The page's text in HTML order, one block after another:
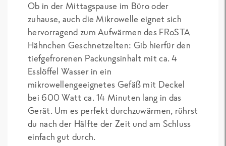
Ob in der Mittagspause im Büro oder
zuhause, auch die Mikrowelle eignet sich
hervorragend zum Aufwärmen des FRoSTA
Hähnchen Geschnetzelten: Gib hierfür den
tiefgefrorenen Packungsinhalt mit ca. 4
Esslöffel Wasser in ein
mikrowellengeeignetes Gefäß mit Deckel
bei 600 Watt ca. 14 Minuten lang in das
Gerät. Um es perfekt durchzuwärmen, rührst
du nach der Hälfte der Zeit und am Schluss
einfach gut durch.